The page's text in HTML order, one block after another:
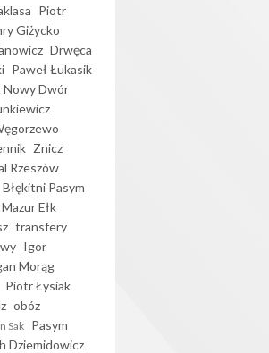
Piotr
Giżycko
Drwęca
Paweł Łukasik
Nowy Dwór
Znicz
Rzeszów
Błękitni Pasym
Mazur Ełk
transfery
Igor
Morąg
Piotr Łysiak
obóz
Sak Pasym
Dziemidowicz